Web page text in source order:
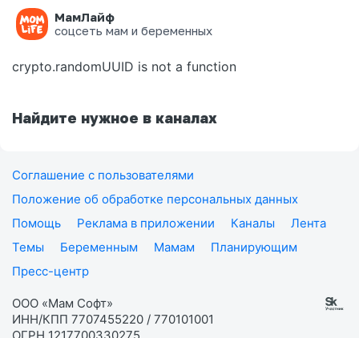
МамЛайф
соцсеть мам и беременных
Ошибка на странице
crypto.randomUUID is not a function
Найдите нужное в каналах
Соглашение с пользователями
Положение об обработке персональных данных
Помощь
Реклама в приложении Каналы
Лента
Темы
Беременным Мамам
Планирующим
Пресс-центр
ООО «Мам Софт»
ИНН/КПП 7707455220 / 770101001